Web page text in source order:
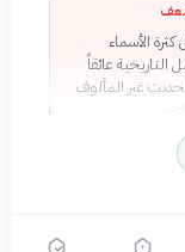
الأسماء
التاريخية عائقاً
غير المألوف
الكثيف في
قد يُبطّئ إيقاع